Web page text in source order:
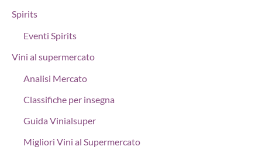
Spirits
Eventi Spirits
Vini al supermercato
Analisi Mercato
Classifiche per insegna
Guida Vinialsuper
Migliori Vini al Supermercato